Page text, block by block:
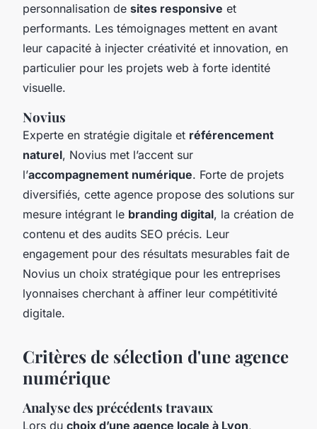
personnalisation de sites responsive et
performants. Les témoignages mettent en avant
leur capacité à injecter créativité et innovation, en
particulier pour les projets web à forte identité
visuelle.
Novius
Experte en stratégie digitale et référencement
naturel, Novius met l’accent sur
l’accompagnement numérique. Forte de projets
diversifiés, cette agence propose des solutions sur
mesure intégrant le branding digital, la création de
contenu et des audits SEO précis. Leur
engagement pour des résultats mesurables fait de
Novius un choix stratégique pour les entreprises
lyonnaises cherchant à affiner leur compétitivité
digitale.
Critères de sélection d'une agence
numérique
Analyse des précédents travaux
Lors du choix d’une agence locale à Lyon,